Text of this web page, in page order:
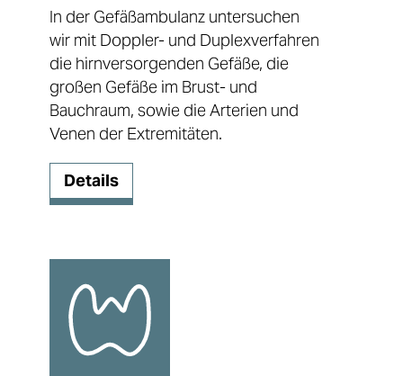
In der Gefäßambulanz untersuchen
wir mit Doppler- und Duplexverfahren
die hirnversorgenden Gefäße, die
großen Gefäße im Brust- und
Bauchraum, sowie die Arterien und
Venen der Extremitäten.
Details